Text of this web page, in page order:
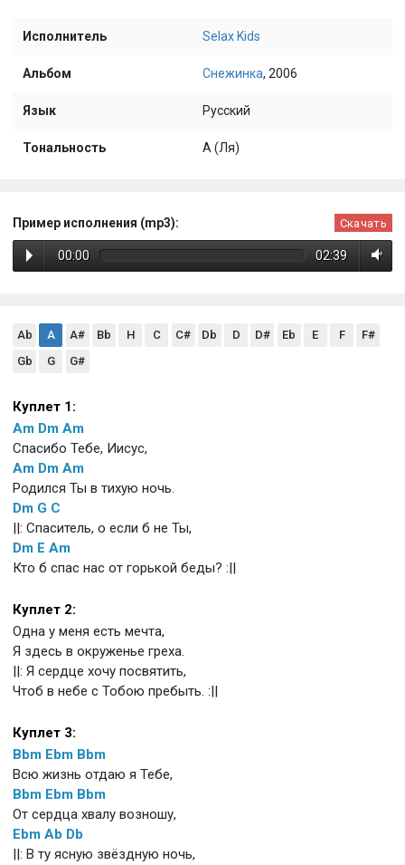
Исполнитель Selax Kids
Альбом Снежинка, 2006
Язык Русский
Тональность A (Ля)
Пример исполнения (mp3): Скачать
00:00 02:39
Ab A A# Bb H C C# Db D D# Eb E F
F#
Gb
G G#
Куплет 1:
Am Dm Am
Спасибо Тебе, Иисус,
Am Dm Am
Родился Ты в тихую ночь.
Dm G C
||: Спаситель, о если б не Ты,
Dm E Am
Кто б спас нас от горькой беды? :||
Куплет 2:
Одна у меня есть мечта,
Я здесь в окруженье греха.
||: Я сердце хочу посвятить,
Чтоб в небе с Тобою пребыть. :||
Куплет 3:
Bbm Ebm Bbm
Всю жизнь отдаю я Тебе,
Bbm Ebm Bbm
От сердца хвалу возношу,
Ebm Ab Db
||: В ту ясную звёздную ночь,